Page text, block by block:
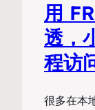
用
透，
程访
很多在本